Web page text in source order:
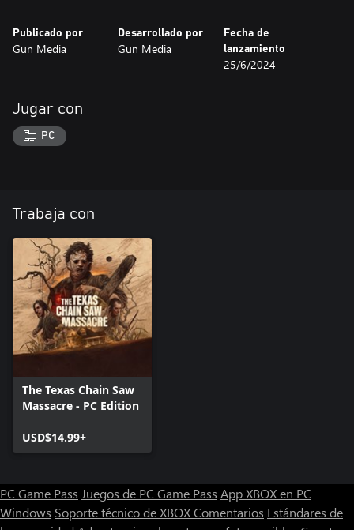
Publicado por
Gun Media
Desarrollado por
Gun Media
Fecha de
lanzamiento
25/6/2024
Jugar con
PC
Trabaja con
The Texas Chain Saw
Massacre - PC Edition
USD$14.99+
PC Game Pass Juegos de PC Game Pass App XBOX en PC
Windows Soporte técnico de XBOXComentarios Estándares de